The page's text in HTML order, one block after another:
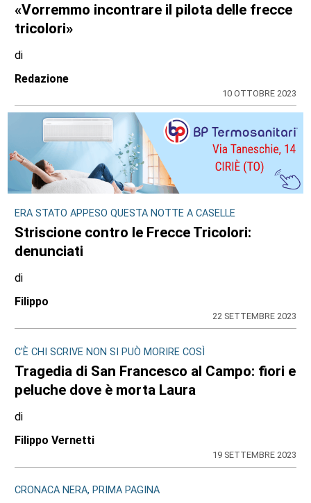
«Vorremmo incontrare il pilota delle frecce
tricolori»
di
Redazione
10 OTTOBRE 2023
ERA STATO APPESO QUESTA NOTTE A CASELLE
Striscione contro le Frecce Tricolori:
denunciati
di
Filippo
22 SETTEMBRE 2023
C'È CHI SCRIVE NON SI PUÒ MORIRE COSÌ
Tragedia di San Francesco al Campo: fiori e
peluche dove è morta Laura
di
Filippo Vernetti
19 SETTEMBRE 2023
CRONACA NERA, PRIMA PAGINA